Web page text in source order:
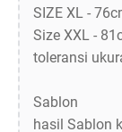
SIZE XL -
Size XXL -
toleransi
Sablon
hasil Sablon